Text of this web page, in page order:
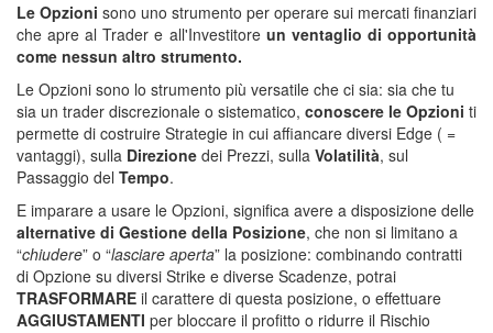
Le Opzioni sono uno strumento per operare sui mercati finanziari
che apre al Trader e all'Investitore un ventaglio di opportunità
come nessun altro strumento.
Le Opzioni sono lo strumento più versatile che ci sia: sia che tu
sia un trader discrezionale o sistematico, conoscere le Opzioni ti
permette di costruire Strategie in cui affiancare diversi Edge ( =
vantaggi), sulla Direzione dei Prezzi, sulla Volatilità, sul
Passaggio del Tempo.
E imparare a usare le Opzioni, significa avere a disposizione delle
alternative di Gestione della Posizione, che non si limitano a
“chiudere” o “lasciare aperta” la posizione: combinando contratti
di Opzione su diversi Strike e diverse Scadenze, potrai
TRASFORMARE il carattere di questa posizione, o effettuare
AGGIUSTAMENTI per bloccare il profitto o ridurre il Rischio